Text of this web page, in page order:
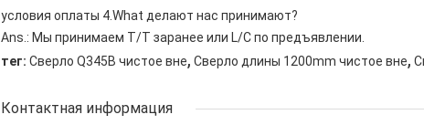
условия оплаты 4.What делают нас принимают?
Ans.: Мы принимаем T/T заранее или L/C по предъявлении.
тег: Сверло Q345B чистое вне, Сверло длины 1200mm чистое вне,
Контактная информация